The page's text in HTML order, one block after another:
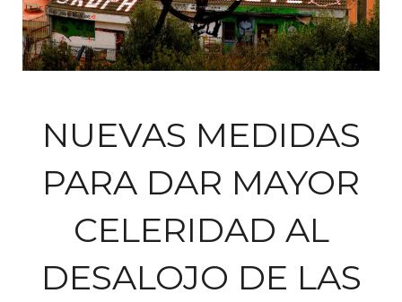
NUEVAS MEDIDAS
PARA DAR MAYOR
CELERIDAD AL
DESALOJO DE LAS